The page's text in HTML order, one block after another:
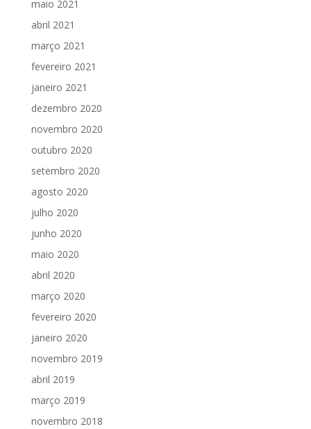
maio 2021
abril 2021
março 2021
fevereiro 2021
janeiro 2021
dezembro 2020
novembro 2020
outubro 2020
setembro 2020
agosto 2020
julho 2020
junho 2020
maio 2020
abril 2020
março 2020
fevereiro 2020
janeiro 2020
novembro 2019
abril 2019
março 2019
novembro 2018